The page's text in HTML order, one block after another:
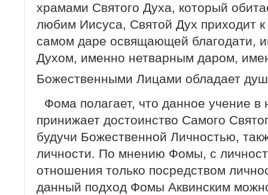
храмами Святого Духа, который
любим Иисуса, Святой Дух приходит
самом даре освящающей благодати,
Духом, именно нетварным даром,
Божественными Лицами обладает
Фома полагает, что данное учение в
принижает достоинство Самого
будучи Божественной Личностью,
личности. По мнению Фомы, с
отношения только посредством
данный подход Фомы Аквинским